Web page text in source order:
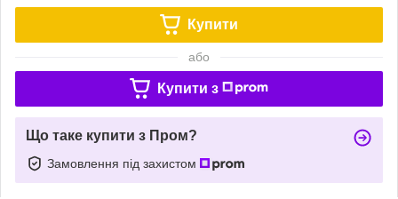
Купити
або
Купити з
Що таке купити з Пром?
Замовлення під захистом